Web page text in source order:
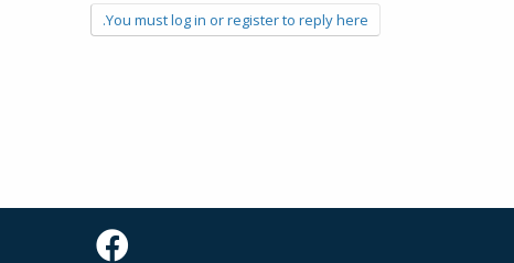
You must log in or register to reply here.